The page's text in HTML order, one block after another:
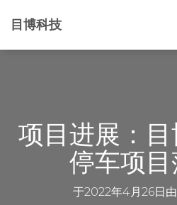
目博科技
项目进展：
停车项目
于2022年4月26日 由